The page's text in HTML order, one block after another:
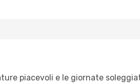
piacevoli e le giornate